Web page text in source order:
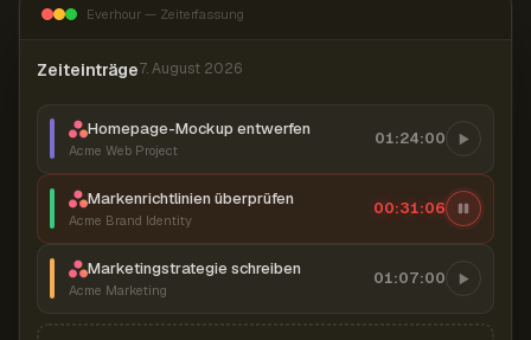
Everhour — Zeiterfassung
Zeiteinträge7. August 2026
Homepage-Mockup entwerfen
Acme Web Project
01:24:00
Markenrichtlinien überprüfen
Acme Brand Identity
00:31:07
Marketingstrategie schreiben
Acme Marketing
01:07:00